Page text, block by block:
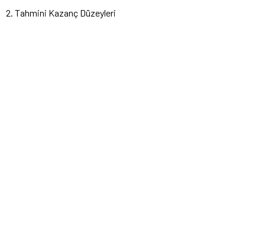
2. Tahmini Kazanç Düzeyleri